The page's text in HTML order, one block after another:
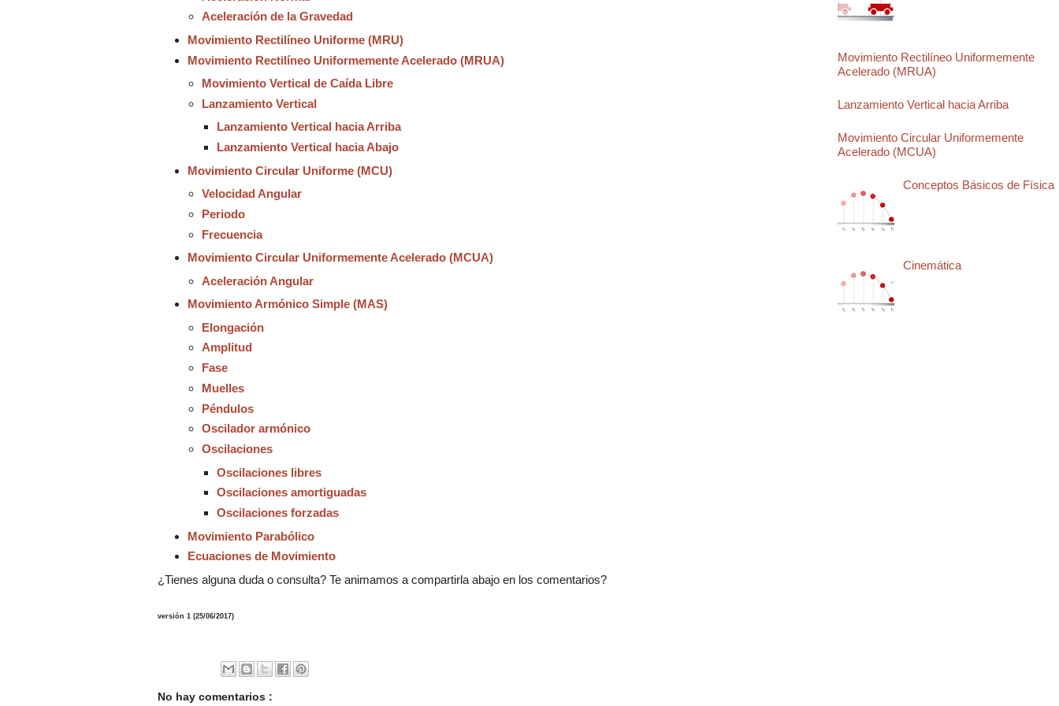
Aceleración de la Gravedad
Movimiento Rectilíneo Uniforme (MRU)
Movimiento Rectilíneo Uniformemente Acelerado (MRUA)
Movimiento Vertical de Caída Libre
Lanzamiento Vertical
Lanzamiento Vertical hacia Arriba
Lanzamiento Vertical hacia Abajo
Movimiento Circular Uniforme (MCU)
Velocidad Angular
Periodo
Frecuencia
Movimiento Circular Uniformemente Acelerado (MCUA)
Aceleración Angular
Movimiento Armónico Simple (MAS)
Elongación
Amplitud
Fase
Muelles
Péndulos
Oscilador armónico
Oscilaciones
Oscilaciones libres
Oscilaciones amortiguadas
Oscilaciones forzadas
Movimiento Parabólico
Ecuaciones de Movimiento
¿Tienes alguna duda o consulta? Te animamos a compartirla abajo en los comentarios?
versión 1 (25/06/2017)
No hay comentarios :
Movimiento Rectilíneo Uniformemente
Acelerado (MRUA)
Lanzamiento Vertical hacia Arriba
Movimiento Circular Uniformemente
Acelerado (MCUA)
Conceptos Básicos de Física
Cinemática